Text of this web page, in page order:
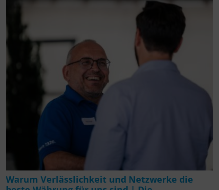
Warum Verlässlichkeit und Netzwerke die